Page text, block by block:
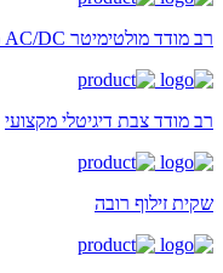
רב מודד מולטימיטר AC/DC מקצועי
רב מודד צבת דיגיטלי מקצועי
שקית זילוף רובה